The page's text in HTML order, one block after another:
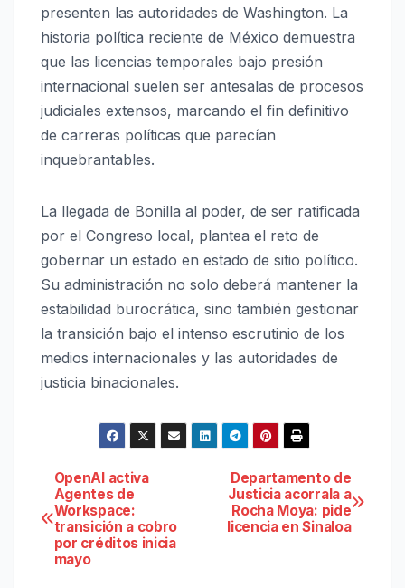
presenten las autoridades de Washington. La
historia política reciente de México demuestra
que las licencias temporales bajo presión
internacional suelen ser antesalas de procesos
judiciales extensos, marcando el fin definitivo
de carreras políticas que parecían
inquebrantables.
La llegada de Bonilla al poder, de ser ratificada
por el Congreso local, plantea el reto de
gobernar un estado en estado de sitio político.
Su administración no solo deberá mantener la
estabilidad burocrática, sino también gestionar
la transición bajo el intenso escrutinio de los
medios internacionales y las autoridades de
justicia binacionales.
Navegación
de
entradas
Departamento de
Justicia acorrala a
Rocha Moya: pide
licencia en Sinaloa
OpenAI activa
Agentes de
Workspace:
transición a cobro
por créditos inicia
mayo